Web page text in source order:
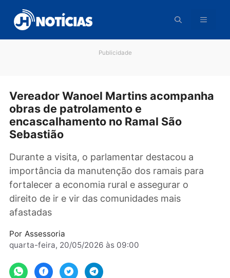
para
conteúdo
Vereador Wanoel Martins
obras de patrolamento e
encascalhamento no Ramal São
Durante a visita, o parlamentar destacou a
importância da manutenção dos ramais para
fortalecer a economia rural e assegurar o
afastadas
quarta-feira, 20/05/2026 às 09:00